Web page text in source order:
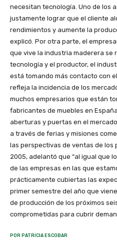
necesitan tecnología. Uno de los
justamente lograr que el cliente
rendimientos y aumente la
explicó. Por otra parte, el
que vive la industria maderera se
tecnología y el productor, el
está tomando más contacto con
refleja la incidencia de los
muchos empresarios que están
fabricantes de muebles en
aberturas y puertas en el
a través de ferias y misiones
las perspectivas de ventas de los
2005, adelantó que “al igual que
de las empresas en las que
prácticamente cubiertas las
primer semestre del año que
de producción de los próximos
comprometidas para cubrir
POR PATRICIA ESCOBAR